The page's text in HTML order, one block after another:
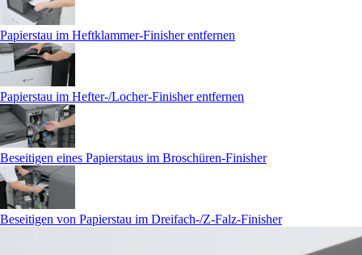
Papierstau im Heftklammer-Finisher entfernen
Papierstau im Hefter-/Locher-Finisher entfernen
Beseitigen eines Papierstaus im Broschüren-Finisher
Beseitigen von Papierstau im Dreifach-/Z-Falz-Finisher